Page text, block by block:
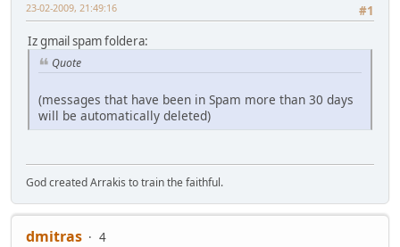
#1
23-02-2009, 21:49:16
Iz gmail spam foldera:
Quote
(messages that have been in Spam more than 30 days
will be automatically deleted)
God created Arrakis to train the faithful.
dmitras
4